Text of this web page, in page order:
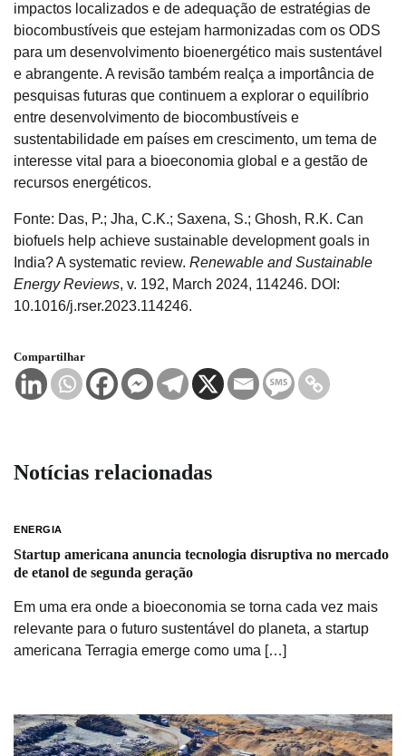
impactos localizados e de adequação de estratégias de
biocombustíveis que estejam harmonizadas com os ODS
para um desenvolvimento bioenergético mais sustentável
e abrangente. A revisão também realça a importância de
pesquisas futuras que continuem a explorar o equilíbrio
entre desenvolvimento de biocombustíveis e
sustentabilidade em países em crescimento, um tema de
interesse vital para a bioeconomia global e a gestão de
recursos energéticos.
Fonte: Das, P.; Jha, C.K.; Saxena, S.; Ghosh, R.K. Can
biofuels help achieve sustainable development goals in
India? A systematic review. Renewable and Sustainable
Energy Reviews, v. 192, March 2024, 114246. DOI:
10.1016/j.rser.2023.114246.
Compartilhar
Notícias relacionadas
ENERGIA
Startup americana anuncia tecnologia disruptiva no mercado
de etanol de segunda geração
Em uma era onde a bioeconomia se torna cada vez mais
relevante para o futuro sustentável do planeta, a startup
americana Terragia emerge como uma […]